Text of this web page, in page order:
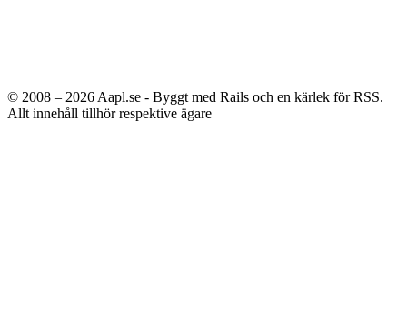
© 2008 – 2026 Aapl.se - Byggt med Rails och en kärlek för RSS.
Allt innehåll tillhör respektive ägare